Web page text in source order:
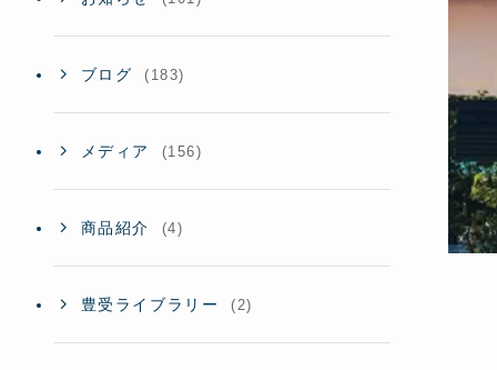
ブログ (183)
メディア (156)
商品紹介 (4)
豊受ライブラリー (2)